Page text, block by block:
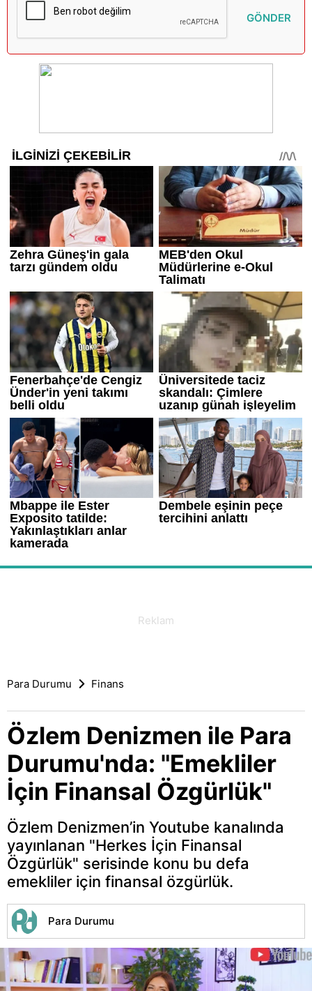
GÖNDER
Para Durumu Finans
Özlem Denizmen ile Para
Durumu'nda: "Emekliler
İçin Finansal Özgürlük"
Özlem Denizmen’in Youtube kanalında
yayınlanan "Herkes İçin Finansal
Özgürlük" serisinde konu bu defa
emekliler için finansal özgürlük.
Para Durumu